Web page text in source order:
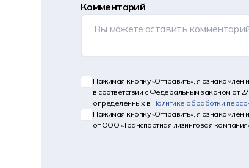
Комментарий
Нажимая кнопку «Отправить», я ознакомлен
в соответствии с Федеральным законом от
определенных в Политике обработки
Нажимая кнопку «Отправить», я ознакомлен
от ООО «Транспортная лизинговая